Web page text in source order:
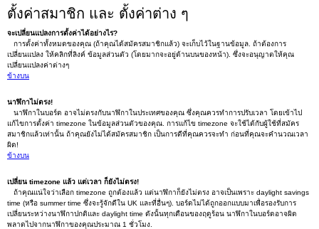
ตั้งค่าสมาชิก และ ตั้งค่าต่าง ๆ
จะเปลี่ยนแปลงการตั้งค่าได้อย่างไร?
การตั้งค่าทั้งหมดของคุณ (ถ้าคุณได้สมัครสมาชิกแล้ว) จะเก็บไว้ในฐานข้อมูล. ถ้าต้องการ
เปลี่ยนแปลง ให้คลิกที่ลิงค์ ข้อมูลส่วนตัว (โดยมากจะอยู่ด้านบนของหน้า). ซึ่งจะอนุญาตให้คุณ
เปลี่ยนแปลงค่าต่างๆ
ข้างบน
นาฬิกาไม่ตรง!
นาฬิกาในบอร์ด อาจไม่ตรงกับนาฬิกาในประเทศของคุณ ซึ่งคุณควรทำการปรับเวลา โดยเข้าไป
แก้ไขการตั้งค่า timezone ในข้อมูลส่วนตัวของคุณ. การแก้ไข timezone จะใช้ได้กับผู้ใช้ที่สมัคร
สมาชิกแล้วเท่านั้น ถ้าคุณยังไม่ได้สมัครสมาชิก เป็นการดีที่คุณควรจะทำ ก่อนที่คุณจะคำนวณเวลา
ผิด!
ข้างบน
เปลี่ยน timezone แล้ว แต่เวลา ก็ยังไม่ตรง!
ถ้าคุณแน่ใจว่าเลือก timezone ถูกต้องแล้ว แต่นาฬิกาก็ยังไม่ตรง อาจเป็นเพราะ daylight savings
time (หรือ summer time ซึ่งจะรู้จักดีใน UK และที่อื่นๆ). บอร์ดไม่ได้ถูกออกแบบมาเพื่อรองรับการ
เปลี่ยนระหว่างนาฬิกาปกติและ daylight time ดังนั้นทุกเดือนของฤดูร้อน นาฬิกาในบอร์ดอาจผิด
พลาดไปจากนาฬิกาของคุณประมาณ 1 ชั่วโมง.